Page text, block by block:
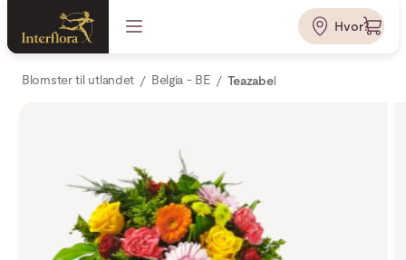
Hvor?
Blomster til utlandet Belgia - BE Teazabel